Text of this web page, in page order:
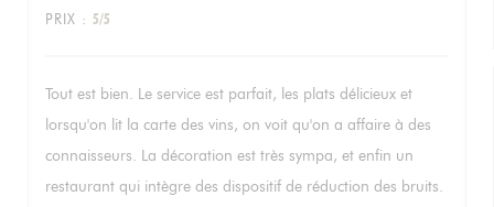
PRIX : 5/5
Tout est bien. Le service est parfait, les plats délicieux et
lorsqu'on lit la carte des vins, on voit qu'on a affaire à des
connaisseurs. La décoration est très sympa, et enfin un
restaurant qui intègre des dispositif de réduction des bruits.